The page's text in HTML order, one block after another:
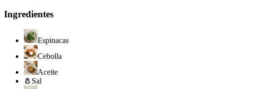
Ingredientes
Espinacas
Cebolla
Aceite
🧂 Sal